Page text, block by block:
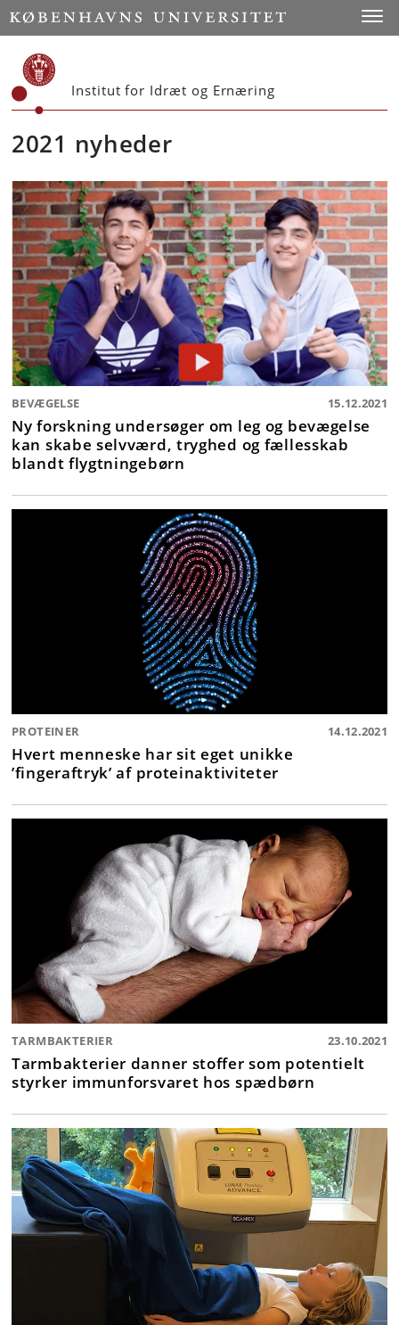
Start
Institut for Idræt og Ernæring
2021 nyheder
BEVÆGELSE 15.12.2021
Ny forskning undersøger om leg og bevægelse
kan skabe selvværd, tryghed og fællesskab
blandt flygtningebørn
PROTEINER 14.12.2021
Hvert menneske har sit eget unikke
’fingeraftryk’ af proteinaktiviteter
TARMBAKTERIER 23.10.2021
Tarmbakterier danner stoffer som potentielt
styrker immunforsvaret hos spædbørn